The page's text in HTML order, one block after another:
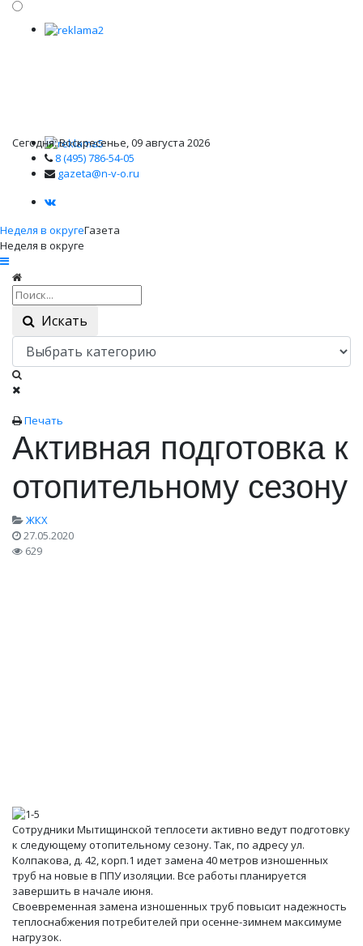
Сегодня: Воскресенье, 09 августа 2026
8 (495) 786-54-05
gazeta@n-v-o.ru
Неделя в округеГазета
Неделя в округе
Искать
Печать
Активная подготовка к
отопительному сезону
ЖКХ
27.05.2020
629
Сотрудники Мытищинской теплосети активно ведут подготовку
к следующему отопительному сезону. Так, по адресу ул.
Колпакова, д. 42, корп.1 идет замена 40 метров изношенных
труб на новые в ППУ изоляции. Все работы планируется
завершить в начале июня.
Своевременная замена изношенных труб повысит надежность
теплоснабжения потребителей при осенне-зимнем максимуме
нагрузок.